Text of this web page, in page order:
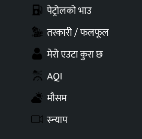
पेट्रोलको भाउ
तरकारी / फलफूल
मेरो एउटा कुरा छ
AQI
मौसम
स्न्याप